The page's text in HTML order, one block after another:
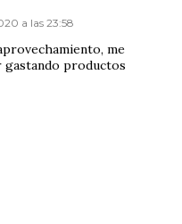
a las 23:58
me
gastando productos